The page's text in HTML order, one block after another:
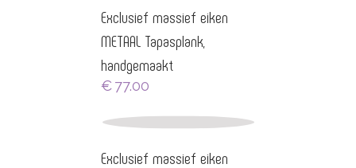
Exclusief massief eiken
METAAL Tapasplank,
handgemaakt
€ 77.00
Exclusief massief eiken